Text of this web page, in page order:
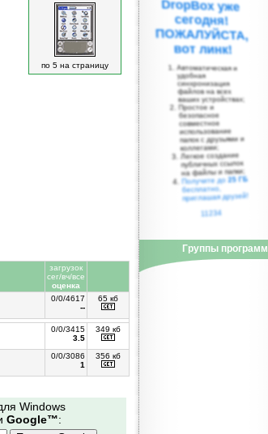
по 5 на страницу
загрузок
сег/вч/все
оценка
0/0/4617
--
65 кб
0/0/3415
3.5
349 кб
0/0/3086
1
356 кб
Windows
Google™:
вот линк!
Автоматическая и
удобная
синхронизация
файлов на всех
ваших устройствах;
Простое и
безопасное
совместное
использование
папок с друзьями и
коллегами;
Легкое создание
публичных ссылок
на файлы и папки;
Получите до25 ГБ
бесплатно,
приглашая друзей!
11234
Группы программ